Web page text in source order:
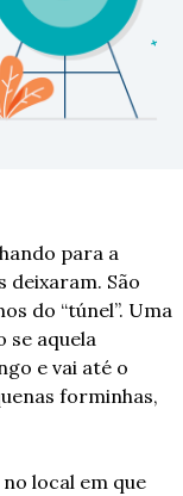
para a
deixaram. São
do “túnel”. Uma
se aquela
e vai até o
forminhas,
local em que